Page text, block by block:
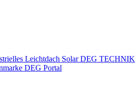
Leichtdach Solar DEG TECHNIK
DEG Portal